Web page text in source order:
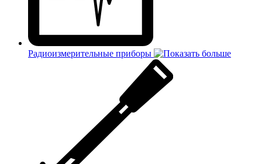
Радиоизмерительные приборы